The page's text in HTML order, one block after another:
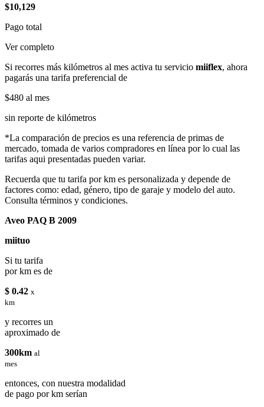
$10,129
Pago total
Ver completo
Si recorres más kilómetros al mes activa tu servicio miiflex, ahora
pagarás una tarifa preferencial de
$480 al mes
sin reporte de kilómetros
*La comparación de precios es una referencia de primas de
mercado, tomada de varios compradores en línea por lo cual las
tarifas aqui presentadas pueden variar.
Recuerda que tu tarifa por km es personalizada y depende de
factores como: edad, género, tipo de garaje y modelo del auto.
Consulta términos y condiciones.
Aveo PAQ B 2009
miituo
Si tu tarifa
por km es de
$ 0.42 x
km
y recorres un
aproximado de
300km al
mes
entonces, con nuestra modalidad
de pago por km serían